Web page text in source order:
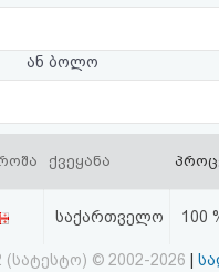
ან ბოლო
ქვეყანა
საქართველო 100
(სატესტო) © 2002-2026